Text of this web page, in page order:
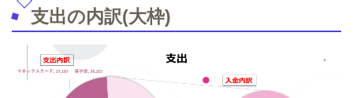
支出の内訳(大枠)